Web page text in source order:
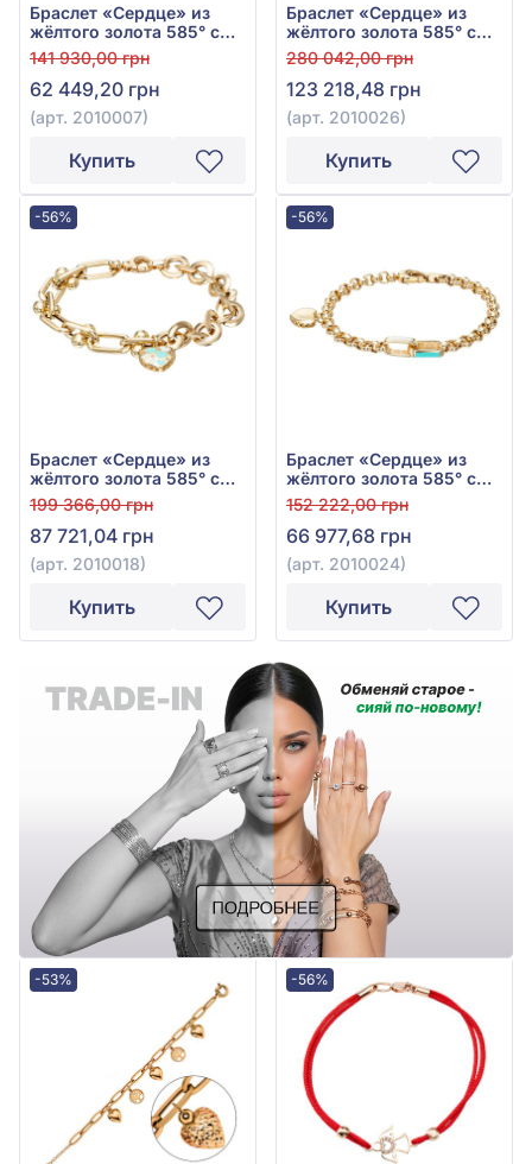
Браслет «Сердце» из
жёлтого золота 585° с
бирюзовой эмалью, арт.
2010007
141 930,00 грн
62 449,20 грн
(арт. 2010007)
Купить
Браслет «Сердце» из
жёлтого золота 585° с
бирюзовой эмалью, арт.
2010026
280 042,00 грн
123 218,48 грн
(арт. 2010026)
Купить
-56%
Браслет «Сердце» из
жёлтого золота 585° с
бирюзовой эмалью, арт.
2010018
199 366,00 грн
87 721,04 грн
(арт. 2010018)
Купить
-56%
Браслет «Сердце» из
жёлтого золота 585° с
бирюзовой эмалью, арт.
2010024
152 222,00 грн
66 977,68 грн
(арт. 2010024)
Купить
-53% -56%